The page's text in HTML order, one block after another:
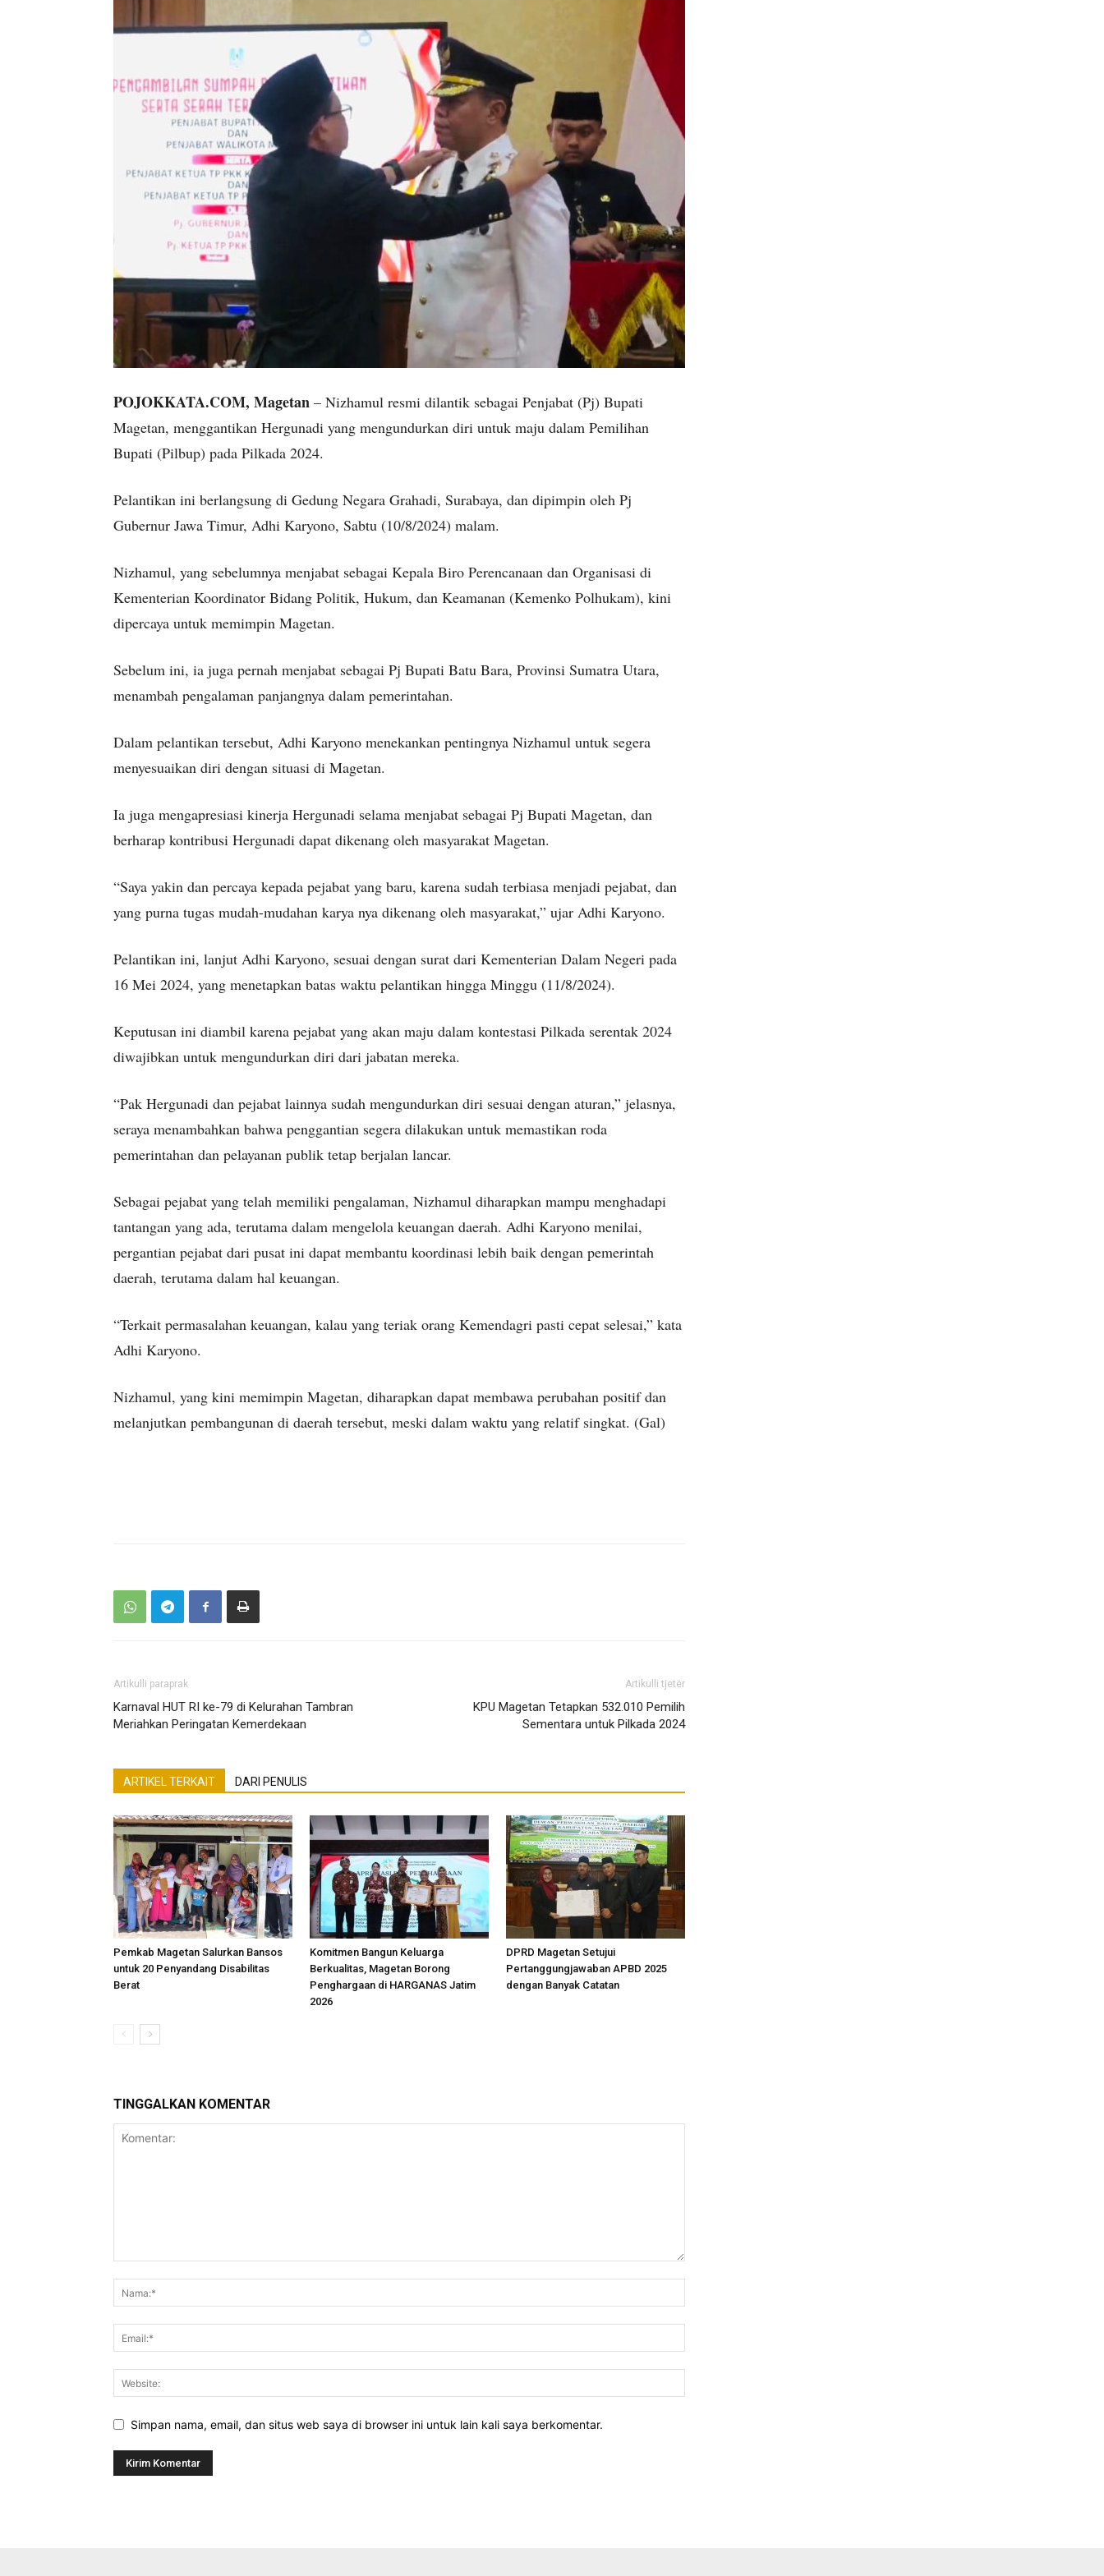
POJOKKATA.COM, Magetan – Nizhamul resmi dilantik sebagai Penjabat (Pj) Bupati
Magetan, menggantikan Hergunadi yang mengundurkan diri untuk maju dalam Pemilihan
Bupati (Pilbup) pada Pilkada 2024.
Pelantikan ini berlangsung di Gedung Negara Grahadi, Surabaya, dan dipimpin oleh Pj
Gubernur Jawa Timur, Adhi Karyono, Sabtu (10/8/2024) malam.
Nizhamul, yang sebelumnya menjabat sebagai Kepala Biro Perencanaan dan Organisasi di
Kementerian Koordinator Bidang Politik, Hukum, dan Keamanan (Kemenko Polhukam), kini
dipercaya untuk memimpin Magetan.
Sebelum ini, ia juga pernah menjabat sebagai Pj Bupati Batu Bara, Provinsi Sumatra Utara,
menambah pengalaman panjangnya dalam pemerintahan.
Dalam pelantikan tersebut, Adhi Karyono menekankan pentingnya Nizhamul untuk segera
menyesuaikan diri dengan situasi di Magetan.
Ia juga mengapresiasi kinerja Hergunadi selama menjabat sebagai Pj Bupati Magetan, dan
berharap kontribusi Hergunadi dapat dikenang oleh masyarakat Magetan.
“Saya yakin dan percaya kepada pejabat yang baru, karena sudah terbiasa menjadi pejabat, dan
yang purna tugas mudah-mudahan karya nya dikenang oleh masyarakat,” ujar Adhi Karyono.
Pelantikan ini, lanjut Adhi Karyono, sesuai dengan surat dari Kementerian Dalam Negeri pada
16 Mei 2024, yang menetapkan batas waktu pelantikan hingga Minggu (11/8/2024).
Keputusan ini diambil karena pejabat yang akan maju dalam kontestasi Pilkada serentak 2024
diwajibkan untuk mengundurkan diri dari jabatan mereka.
“Pak Hergunadi dan pejabat lainnya sudah mengundurkan diri sesuai dengan aturan,” jelasnya,
seraya menambahkan bahwa penggantian segera dilakukan untuk memastikan roda
pemerintahan dan pelayanan publik tetap berjalan lancar.
Sebagai pejabat yang telah memiliki pengalaman, Nizhamul diharapkan mampu menghadapi
tantangan yang ada, terutama dalam mengelola keuangan daerah. Adhi Karyono menilai,
pergantian pejabat dari pusat ini dapat membantu koordinasi lebih baik dengan pemerintah
daerah, terutama dalam hal keuangan.
“Terkait permasalahan keuangan, kalau yang teriak orang Kemendagri pasti cepat selesai,” kata
Adhi Karyono.
Nizhamul, yang kini memimpin Magetan, diharapkan dapat membawa perubahan positif dan
melanjutkan pembangunan di daerah tersebut, meski dalam waktu yang relatif singkat. (Gal)
Artikulli paraprak
Karnaval HUT RI ke-79 di Kelurahan Tambran
Meriahkan Peringatan Kemerdekaan
Artikulli tjetër
KPU Magetan Tetapkan 532.010 Pemilih
Sementara untuk Pilkada 2024
ARTIKEL TERKAIT DARI PENULIS
Pemkab Magetan Salurkan Bansos
untuk 20 Penyandang Disabilitas
Berat
Komitmen Bangun Keluarga
Berkualitas, Magetan Borong
Penghargaan di HARGANAS Jatim
2026
DPRD Magetan Setujui
Pertanggungjawaban APBD 2025
dengan Banyak Catatan
TINGGALKAN KOMENTAR
Simpan nama, email, dan situs web saya di browser ini untuk lain kali saya berkomentar.